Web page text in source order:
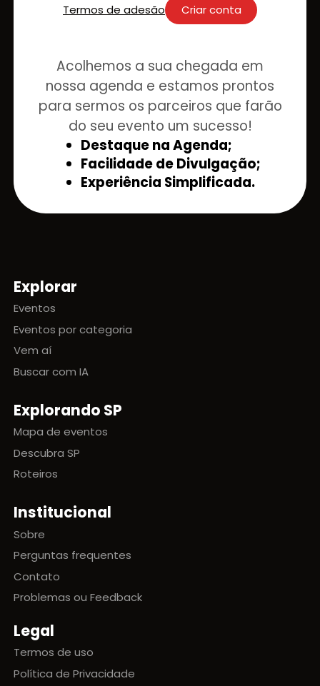
Termos de adesão Criar conta
Acolhemos a sua chegada em
nossa agenda e estamos prontos
para sermos os parceiros que farão
do seu evento um sucesso!
Destaque na Agenda;
Facilidade de Divulgação;
Experiência Simplificada.
Mapa do site
Explorar
Eventos
Eventos por categoria
Vem aí
Buscar com IA
Explorando SP
Mapa de eventos
Descubra SP
Roteiros
Institucional
Sobre
Perguntas frequentes
Contato
Problemas ou Feedback
Legal
Termos de uso
Política de Privacidade